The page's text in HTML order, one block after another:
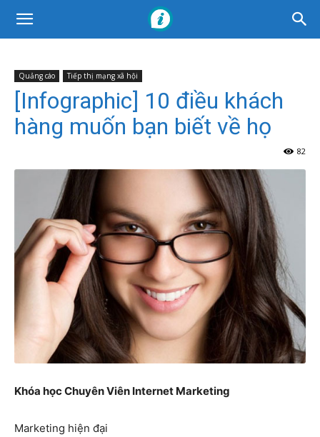
Quảng cáo Tiếp thị mạng xã hội
[Infographic] 10 điều khách
hàng muốn bạn biết về họ
82
Khóa học Chuyên Viên Internet Marketing
Marketing hiện đại